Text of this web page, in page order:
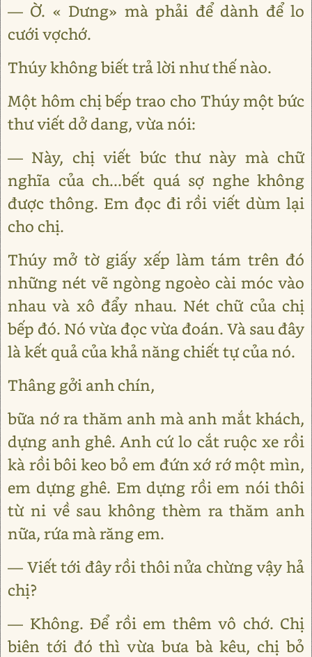
— Ờ. « Dưng» mà phải để dành để lo
cưới vợchớ.
Thúy không biết trả lời như thế nào.
Một hôm chị bếp trao cho Thúy một bức
thư viết dở dang, vừa nói:
— Này, chị viết bức thư này mà chữ
nghĩa của ch...bết quá sợ nghe không
được thông. Em đọc đi rồi viết dùm lại
cho chị.
Thúy mở tờ giấy xếp làm tám trên đó
những nét vẽ ngòng ngoèo cài móc vào
nhau và xô đẩy nhau. Nét chữ của chị
bếp đó. Nó vừa đọc vừa đoán. Và sau đây
là kết quả của khả năng chiết tự của nó.
Thâng gởi anh chín,
bữa nớ ra thăm anh mà anh mắt khách,
dựng anh ghê. Anh cứ lo cắt ruộc xe rồi
kà rồi bôi keo bỏ em đứn xớ rớ một mìn,
em dựng ghê. Em dựng rồi em nói thôi
từ ni về sau không thèm ra thăm anh
nữa, rứa mà răng em.
— Viết tới đây rồi thôi nửa chừng vậy hả
chị?
— Không. Để rồi em thêm vô chớ. Chị
biên tới đó thì vừa bưa bà kêu, chị bỏ